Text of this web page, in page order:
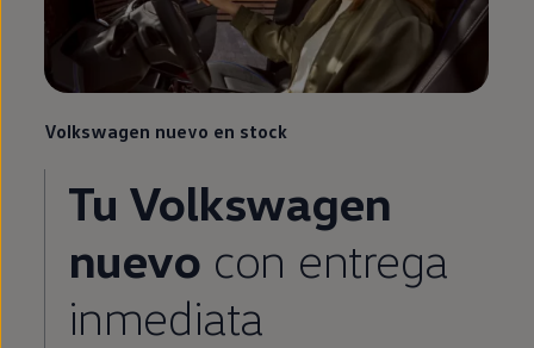
Volkswagen nuevo en stock
Tu Volkswagen
nuevo con entrega
inmediata